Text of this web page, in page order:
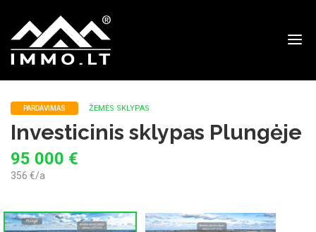
Immo
PARDAVIMAS ŽEMĖS SKLYPAS
Investicinis sklypas Plungėje
95 000 €
356 €/a